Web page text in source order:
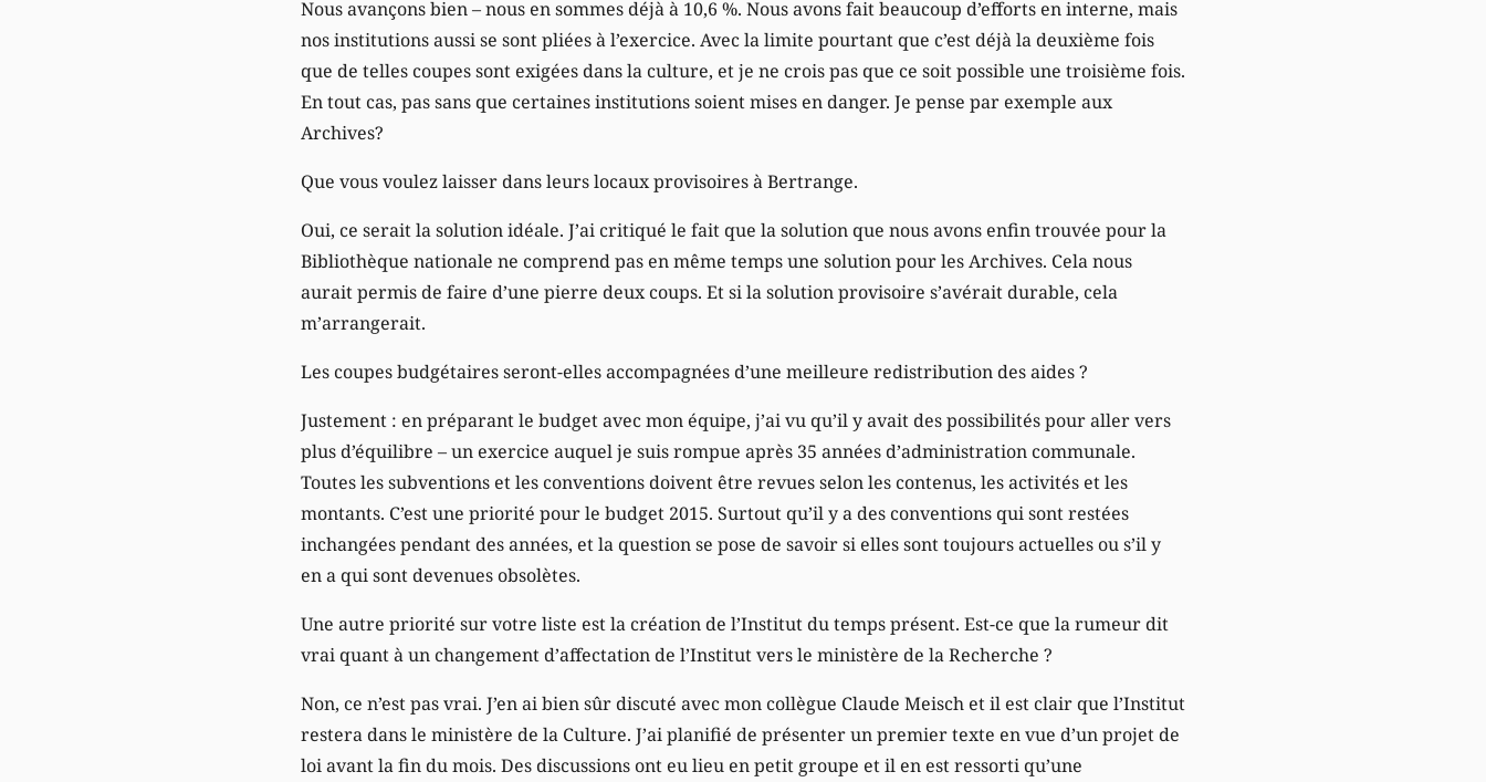
Nous avançons bien – nous en sommes déjà à 10,6 %. Nous avons fait beaucoup d’efforts en interne, mais
nos institutions aussi se sont pliées à l’exercice. Avec la limite pourtant que c’est déjà la deuxième fois
que de telles coupes sont exigées dans la culture, et je ne crois pas que ce soit possible une troisième fois.
En tout cas, pas sans que certaines institutions soient mises en danger. Je pense par exemple aux
Archives?
Que vous voulez laisser dans leurs locaux provisoires à Bertrange.
Oui, ce serait la solution idéale. J’ai critiqué le fait que la solution que nous avons enfin trouvée pour la
Bibliothèque nationale ne comprend pas en même temps une solution pour les Archives. Cela nous
aurait permis de faire d’une pierre deux coups. Et si la solution provisoire s’avérait durable, cela
m’arrangerait.
Les coupes budgétaires seront-elles accompagnées d’une meilleure redistribution des aides ?
Justement : en préparant le budget avec mon équipe, j’ai vu qu’il y avait des possibilités pour aller vers
plus d’équilibre – un exercice auquel je suis rompue après 35 années d’administration communale.
Toutes les subventions et les conventions doivent être revues selon les contenus, les activités et les
montants. C’est une priorité pour le budget 2015. Surtout qu’il y a des conventions qui sont restées
inchangées pendant des années, et la question se pose de savoir si elles sont toujours actuelles ou s’il y
en a qui sont devenues obsolètes.
Une autre priorité sur votre liste est la création de l’Institut du temps présent. Est-ce que la rumeur dit
vrai quant à un changement d’affectation de l’Institut vers le ministère de la Recherche ?
Non, ce n’est pas vrai. J’en ai bien sûr discuté avec mon collègue Claude Meisch et il est clair que l’Institut
restera dans le ministère de la Culture. J’ai planifié de présenter un premier texte en vue d’un projet de
loi avant la fin du mois. Des discussions ont eu lieu en petit groupe et il en est ressorti qu’une